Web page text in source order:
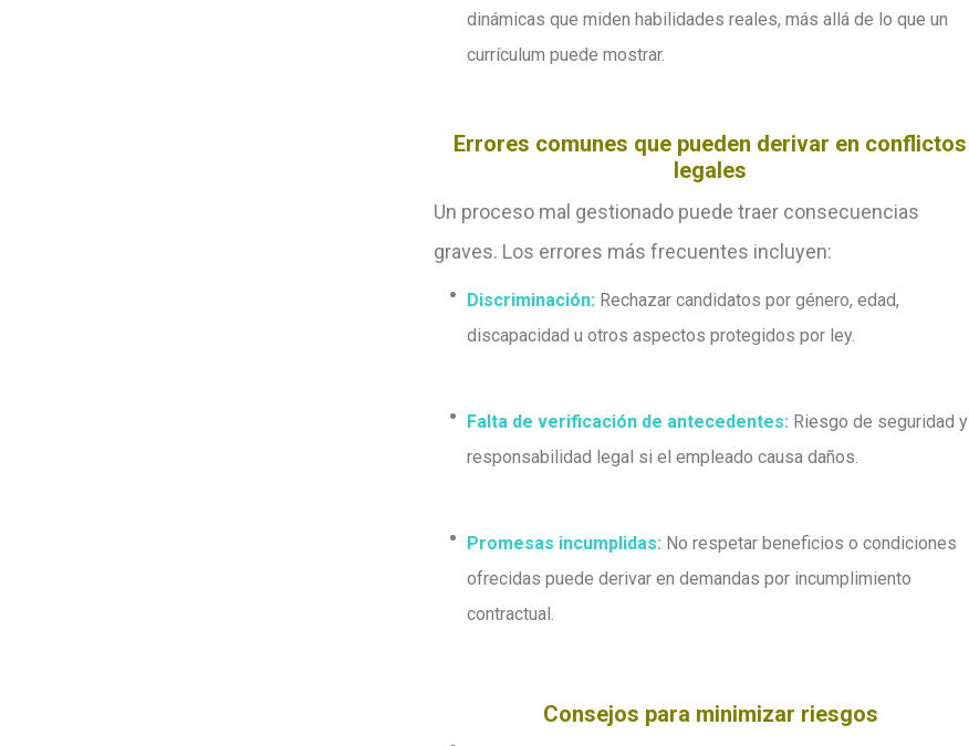
dinámicas que miden habilidades reales, más allá de lo que un
currículum puede mostrar.
Errores comunes que pueden derivar en conflictos
legales
Un proceso mal gestionado puede traer consecuencias
graves. Los errores más frecuentes incluyen:
Discriminación: Rechazar candidatos por género, edad,
discapacidad u otros aspectos protegidos por ley.
Falta de verificación de antecedentes: Riesgo de seguridad y
responsabilidad legal si el empleado causa daños.
Promesas incumplidas: No respetar beneficios o condiciones
ofrecidas puede derivar en demandas por incumplimiento
contractual.
Consejos para minimizar riesgos